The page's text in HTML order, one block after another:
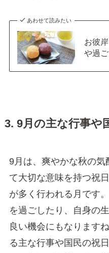
あわせて読みたい
お彼
や過
3. 9月の主な行事や
9月は、爽やかな秋の気
て大切な意味を持つ祝
が多く行われる月です
を過ごしたり、自身の
良い機会にもなります
る主な行事や国民の祝